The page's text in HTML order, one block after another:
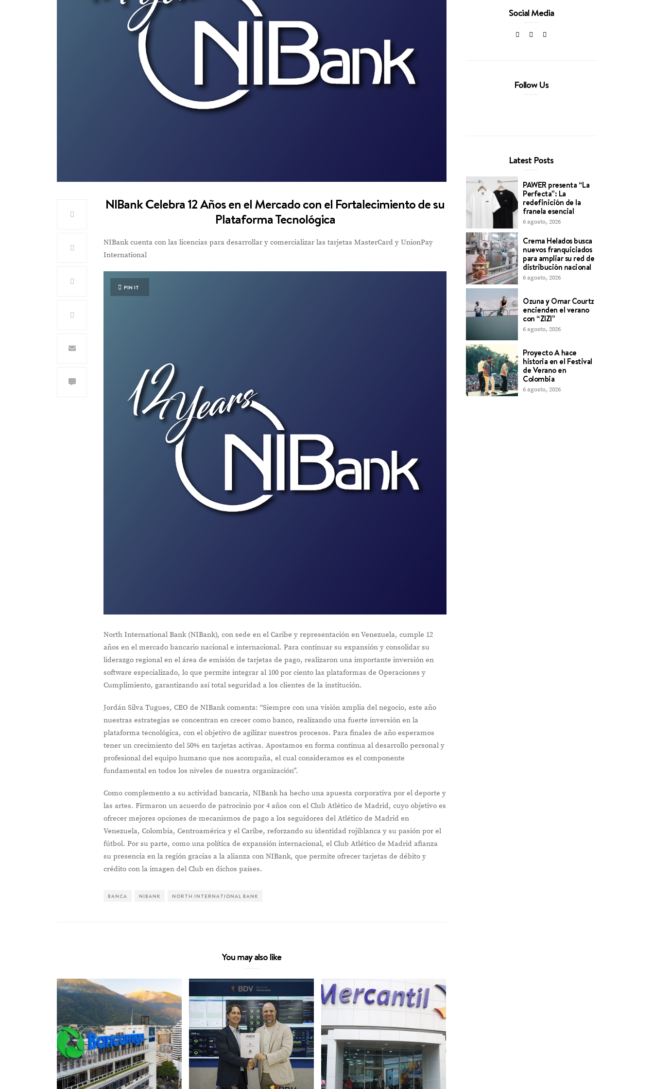
NIBank Celebra 12 Años en el Mercado con el Fortalecimiento de su
Plataforma Tecnológica
NIBank cuenta con las licencias para desarrollar y comercializar las tarjetas MasterCard y UnionPay
International
PIN IT
North International Bank (NIBank), con sede en el Caribe y representación en Venezuela, cumple 12
años en el mercado bancario nacional e internacional. Para continuar su expansión y consolidar su
liderazgo regional en el área de emisión de tarjetas de pago, realizaron una importante inversión en
software especializado, lo que permite integrar al 100 por ciento las plataformas de Operaciones y
Cumplimiento, garantizando así total seguridad a los clientes de la institución.
Jordán Silva Tugues, CEO de NIBank comenta: “Siempre con una visión amplia del negocio, este año
nuestras estrategias se concentran en crecer como banco, realizando una fuerte inversión en la
plataforma tecnológica, con el objetivo de agilizar nuestros procesos. Para finales de año esperamos
tener un crecimiento del 50% en tarjetas activas. Apostamos en forma continua al desarrollo personal y
profesional del equipo humano que nos acompaña, el cual consideramos es el componente
fundamental en todos los niveles de nuestra organización”.
Como complemento a su actividad bancaria, NIBank ha hecho una apuesta corporativa por el deporte y
las artes. Firmaron un acuerdo de patrocinio por 4 años con el Club Atlético de Madrid, cuyo objetivo es
ofrecer mejores opciones de mecanismos de pago a los seguidores del Atlético de Madrid en
Venezuela, Colombia, Centroamérica y el Caribe, reforzando su identidad rojiblanca y su pasión por el
fútbol. Por su parte, como una política de expansión internacional, el Club Atlético de Madrid afianza
su presencia en la región gracias a la alianza con NIBank, que permite ofrecer tarjetas de débito y
crédito con la imagen del Club en dichos países.
BANCA NIBANK NORTH INTERNATIONAL BANK
You may also like
Social Media
Follow Us
Latest Posts
PAWER presenta “La
Perfecta”: La
redefinición de la
franela esencial
6 agosto, 2026
Crema Helados busca
nuevos franquiciados
para ampliar su red de
distribución nacional
6 agosto, 2026
Ozuna y Omar Courtz
encienden el verano
con “ZIZI”
6 agosto, 2026
Proyecto A hace
historia en el Festival
de Verano en
Colombia
6 agosto, 2026